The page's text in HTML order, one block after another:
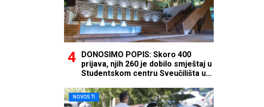
DONOSIMO POPIS: Skoro 400
prijava, njih 260 je dobilo smještaj u
Studentskom centru Sveučilišta u
NOVOSTI